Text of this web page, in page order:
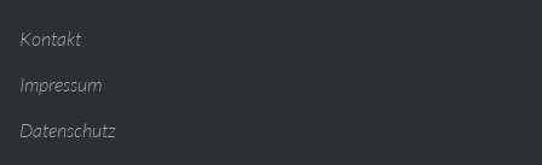
Kontakt
Impressum
Datenschutz